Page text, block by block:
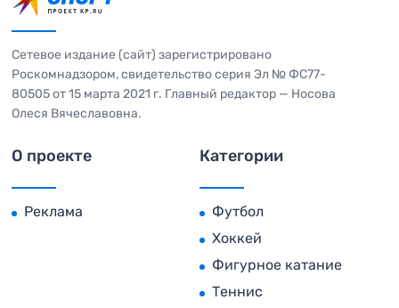
Сетевое издание (сайт) зарегистрировано
Роскомнадзором, свидетельство серия Эл № ФС77-
80505 от 15 марта 2021 г. Главный редактор — Носова
Олеся Вячеславовна.
О проекте
Реклама
Категории
Футбол
Хоккей
Фигурное катание
Теннис